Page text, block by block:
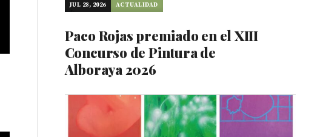
JUL 28, 2026 ACTUALIDAD
Paco Rojas premiado en el XIII
Concurso de Pintura de
Alboraya 2026